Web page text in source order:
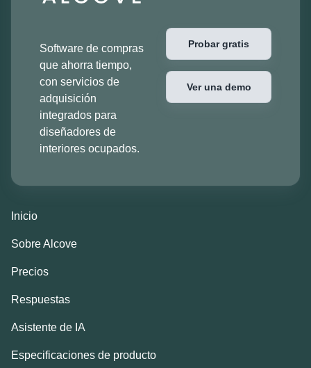
Software de compras
que ahorra tiempo,
con servicios de
adquisición
integrados para
diseñadores de
interiores ocupados.
Probar gratis
Ver una demo
Inicio
Sobre Alcove
Precios
Respuestas
Asistente de IA
Especificaciones de producto